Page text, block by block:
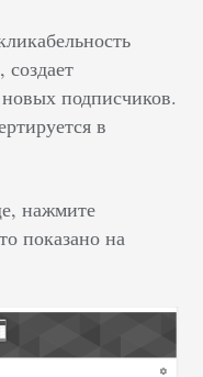
подписчиков.
в
нажмите
показано на